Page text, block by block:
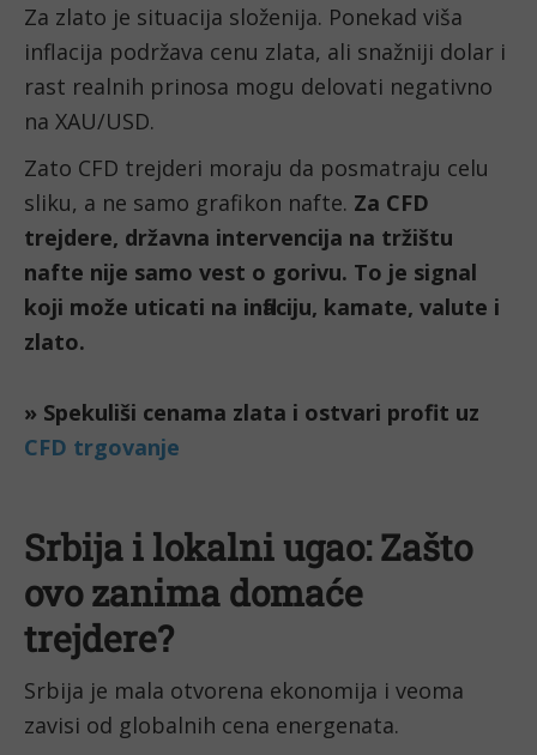
Za zlato je situacija složenija. Ponekad viša
inflacija podržava cenu zlata, ali snažniji dolar i
rast realnih prinosa mogu delovati negativno
na XAU/USD.
Zato CFD trejderi moraju da posmatraju celu
sliku, a ne samo grafikon nafte. Za CFD
trejdere, državna intervencija na tržištu
nafte nije samo vest o gorivu. To je signal
koji može uticati na inflaciju, kamate, valute i
zlato.
Srbija i lokalni ugao: Zašto
ovo zanima domaće
trejdere?
Srbija je mala otvorena ekonomija i veoma
zavisi od globalnih cena energenata.